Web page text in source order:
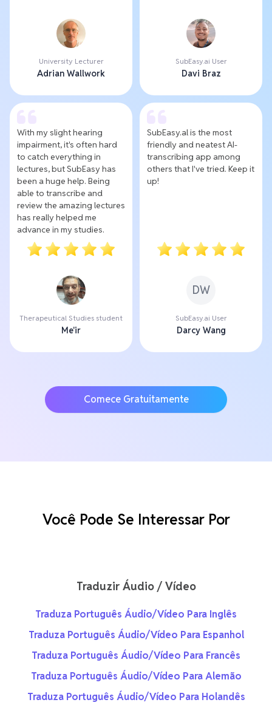
University Lecturer
Adrian Wallwork
SubEasy.ai User
Davi Braz
With my slight hearing
impairment, it's often hard
to catch everything in
lectures, but SubEasy has
been a huge help. Being
able to transcribe and
review the amazing lectures
has really helped me
advance in my studies.
Therapeutical Studies student
Me'ir
SubEasy.al is the most
friendly and neatest AI-
transcribing app among
others that I've tried. Keep it
up!
DW
SubEasy.ai User
Darcy Wang
Comece Gratuitamente
Você Pode Se Interessar Por
Traduzir Áudio / Vídeo
Traduza Português Áudio/Vídeo Para Inglês
Traduza Português Áudio/Vídeo Para Espanhol
Traduza Português Áudio/Vídeo Para Francês
Traduza Português Áudio/Vídeo Para Alemão
Traduza Português Áudio/Vídeo Para Holandês